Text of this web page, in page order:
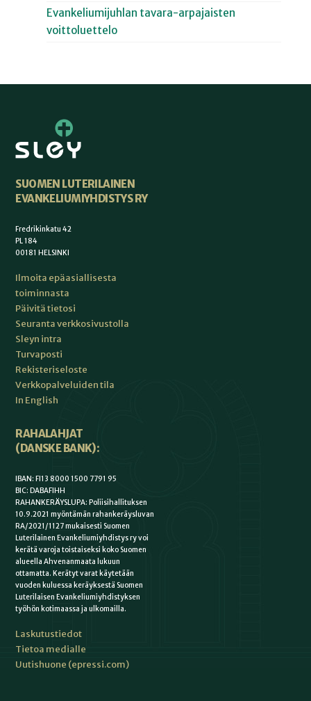
Evankeliumijuhlan tavara-arpajaisten
voittoluettelo
SUOMEN LUTERILAINEN
EVANKELIUMIYHDISTYS RY
Fredrikinkatu 42
PL 184
00181 HELSINKI
Ilmoita epäasiallisesta
toiminnasta
Päivitä tietosi
Seuranta verkkosivustolla
Sleyn intra
Turvaposti
Rekisteriseloste
Verkkopalveluiden tila
In English
RAHALAHJAT
(DANSKE BANK):
IBAN: FI13 8000 1500 7791 95
BIC: DABAFIHH
RAHANKERÄYSLUPA: Poliisihallituksen
10.9.2021 myöntämän rahankeräysluvan
RA/2021/1127 mukaisesti Suomen
Luterilainen Evankeliumiyhdistys ry voi
kerätä varoja toistaiseksi koko Suomen
alueella Ahvenanmaata lukuun
ottamatta. Kerätyt varat käytetään
vuoden kuluessa keräyksestä Suomen
Luterilaisen Evankeliumiyhdistyksen
työhön kotimaassa ja ulkomailla.
Laskutustiedot
Tietoa medialle
Uutishuone (epressi.com)